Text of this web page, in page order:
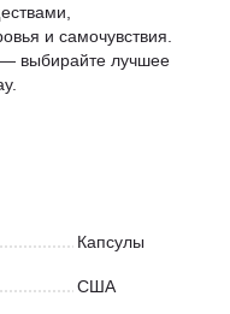
и самочувствия.
выбирайте лучшее
Капсулы
США